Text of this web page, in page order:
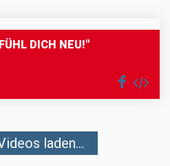
DICH NEU!"
laden...